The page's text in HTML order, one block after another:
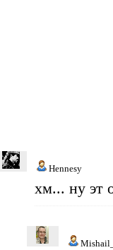
Hennesy
хм... ну эт